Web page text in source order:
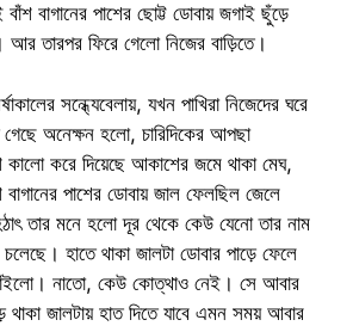
বাঁশ বাগানের পাশের ছোট্ট ডোবায় জগাই ছুঁড়ে
তারপর ফিরে গেলো নিজের বাড়িতে।
সন্ধ্যেবেলায়, যখন পাখিরা নিজেদের ঘরে
অনেক্ষন হলো, চারিদিকের আপছা
করে দিয়েছে আকাশের জমে থাকা মেঘ,
পাশের ডোবায় জাল ফেলছিল জেলে
তার মনে হলো দূর থেকে কেউ যেনো তার নাম
হাতে থাকা জালটা ডোবার পাড়ে ফেলে
নাতো, কেউ কোত্থাও নেই। সে আবার
থাকা জালটায় হাত দিতে যাবে এমন সময় আবার